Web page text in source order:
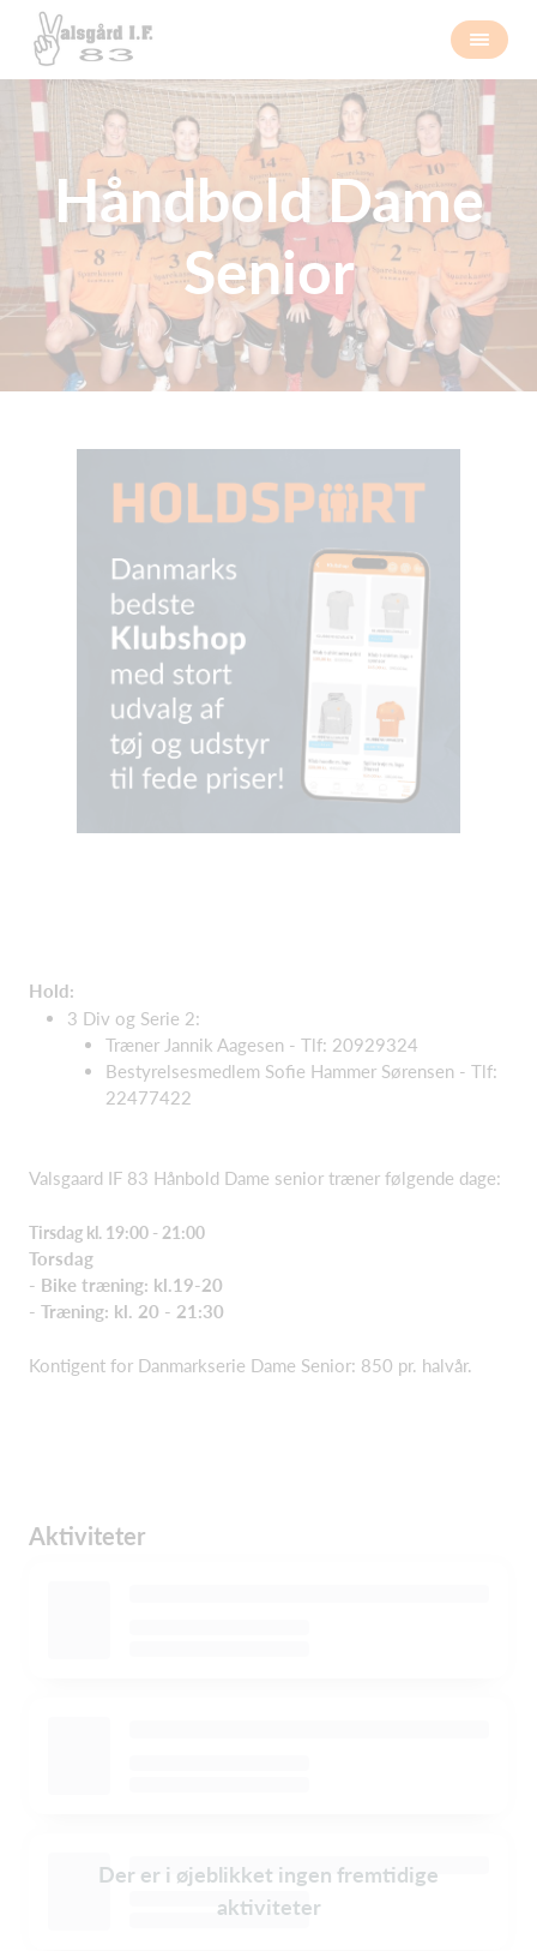
Håndbold Dame
Senior
Hold:
3 Div og Serie 2:
Træner Jannik Aagesen - Tlf: 20929324
Bestyrelsesmedlem Sofie Hammer Sørensen - Tlf:
22477422
Valsgaard IF 83 Hånbold Dame senior træner følgende dage:
Tirsdag kl. 19:00 - 21:00
Torsdag
- Bike træning: kl.19-20
- Træning: kl. 20 - 21:30
Kontigent for Danmarkserie Dame Senior: 850 pr. halvår.
Aktiviteter
Der er i øjeblikket ingen fremtidige
aktiviteter